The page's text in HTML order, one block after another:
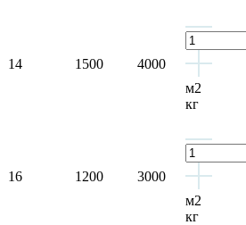
14 1500
4000
м2
кг
16 1200
3000
м2
кг